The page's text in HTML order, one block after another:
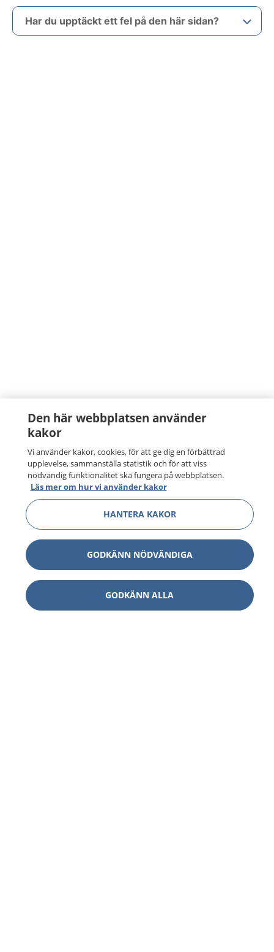
Har du upptäckt ett fel på den här sidan?
Den här webbplatsen använder
kakor
Vi använder kakor, cookies, för att ge dig en förbättrad
upplevelse, sammanställa statistik och för att viss
nödvändig funktionalitet ska fungera på webbplatsen.
Läs mer om hur vi använder kakor
HANTERA KAKOR
GODKÄNN NÖDVÄNDIGA
GODKÄNN ALLA